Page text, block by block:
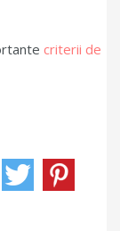
criterii de